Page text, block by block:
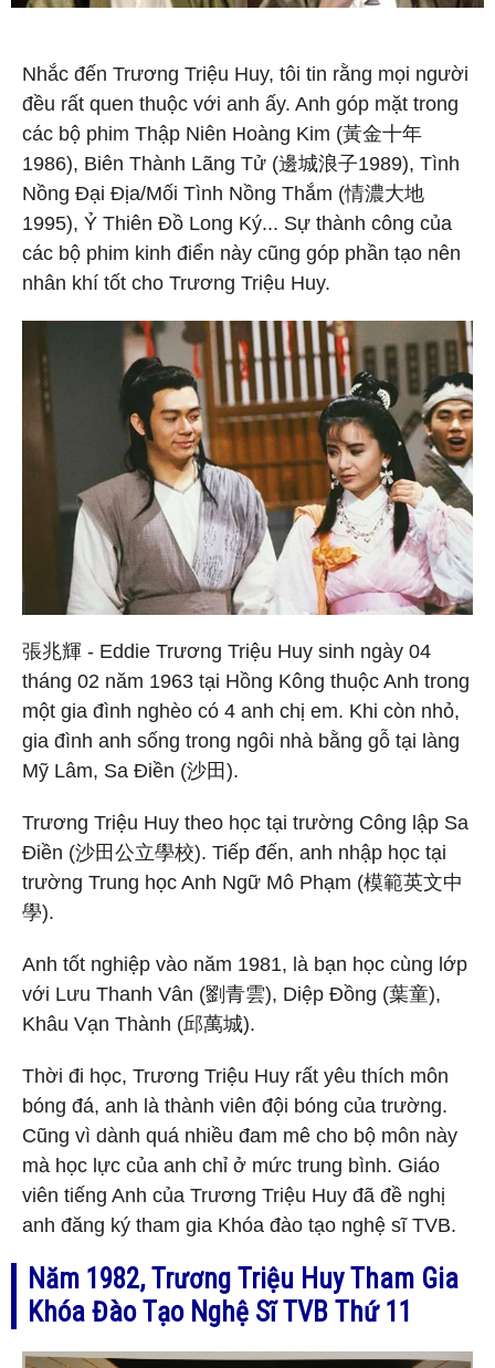
Nhắc đến Trương Triệu Huy, tôi tin rằng mọi người
đều rất quen thuộc với anh ấy. Anh góp mặt trong
các bộ phim Thập Niên Hoàng Kim (黃金十年
1986), Biên Thành Lãng Tử (邊城浪子1989), Tình
Nồng Đại Địa/Mối Tình Nồng Thắm (情濃大地
1995), Ỷ Thiên Đồ Long Ký... Sự thành công của
các bộ phim kinh điển này cũng góp phần tạo nên
nhân khí tốt cho Trương Triệu Huy.
張兆輝 - Eddie Trương Triệu Huy sinh ngày 04
tháng 02 năm 1963 tại Hồng Kông thuộc Anh trong
một gia đình nghèo có 4 anh chị em. Khi còn nhỏ,
gia đình anh sống trong ngôi nhà bằng gỗ tại làng
Mỹ Lâm, Sa Điền (沙田).
Trương Triệu Huy theo học tại trường Công lập Sa
Điền (沙田公立學校). Tiếp đến, anh nhập học tại
trường Trung học Anh Ngữ Mô Phạm (模範英文中
學).
Anh tốt nghiệp vào năm 1981, là bạn học cùng lớp
với Lưu Thanh Vân (劉青雲), Diệp Đồng (葉童),
Khâu Vạn Thành (邱萬城).
Thời đi học, Trương Triệu Huy rất yêu thích môn
bóng đá, anh là thành viên đội bóng của trường.
Cũng vì dành quá nhiều đam mê cho bộ môn này
mà học lực của anh chỉ ở mức trung bình. Giáo
viên tiếng Anh của Trương Triệu Huy đã đề nghị
anh đăng ký tham gia Khóa đào tạo nghệ sĩ TVB.
Năm 1982, Trương Triệu Huy Tham Gia
Khóa Đào Tạo Nghệ Sĩ TVB Thứ 11